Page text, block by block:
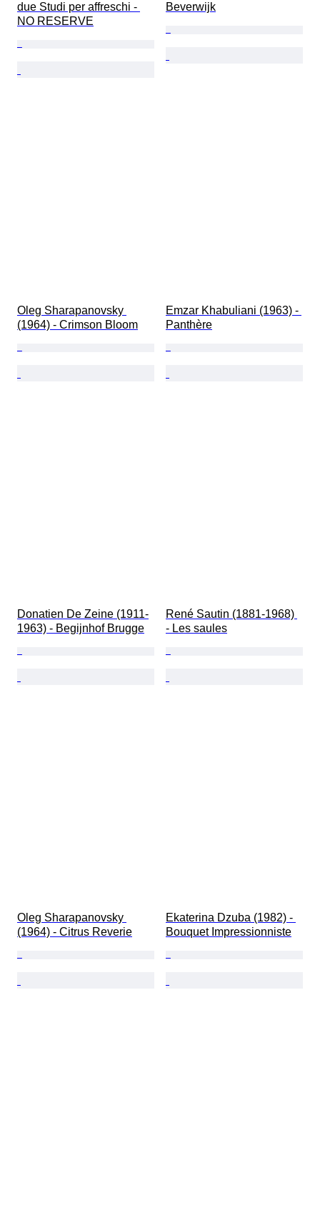
due Studi per affreschi -
NO RESERVE
Beverwijk
Oleg Sharapanovsky
(1964) - Crimson Bloom
Emzar Khabuliani (1963) -
Panthère
Donatien De Zeine (1911-
1963) - Begijnhof Brugge
René Sautin (1881-1968)
- Les saules
Oleg Sharapanovsky
(1964) - Citrus Reverie
Ekaterina Dzuba (1982) -
Bouquet Impressionniste